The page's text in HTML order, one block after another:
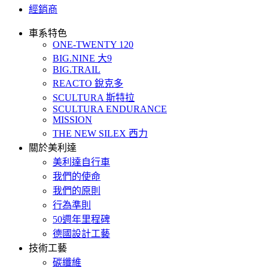
經銷商
車系特色
ONE-TWENTY 120
BIG.NINE 大9
BIG.TRAIL
REACTO 銳克多
SCULTURA 斯特拉
SCULTURA ENDURANCE
MISSION
THE NEW SILEX 西力
關於美利達
美利達自行車
我們的使命
我們的原則
行為準則
50週年里程碑
德國設計工藝
技術工藝
碳纖維